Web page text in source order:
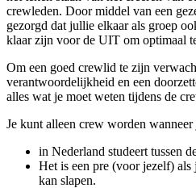
crewleden. Door middel van een
gezorgd dat jullie elkaar als groep
klaar zijn voor de UIT om optimaal
Om een goed crewlid te zijn
verantwoordelijkheid en een
alles wat je moet weten tijdens de
Je kunt alleen crew worden wanneer
in Nederland studeert tussen
Het is een pre (voor jezelf)
kan slapen.